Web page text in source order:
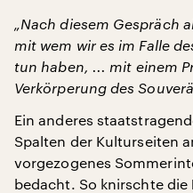
„Nach diesem Gespräch
mit wem wir es im Falle
tun haben, ... mit einem
Verkörperung des
Ein anderes
Spalten der Kulturseiten
vorgezogenes
bedacht. So knirschte die